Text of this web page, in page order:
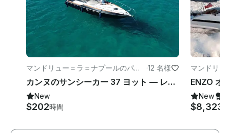
マンドリュー＝ラ＝ナプールのパワ
ーボート
·12 名様
カンヌのサンシーカー 37 ヨット — レランス諸島と東部での特別な一日
New
$202時間
マンドリュ
ント
New
$8,323